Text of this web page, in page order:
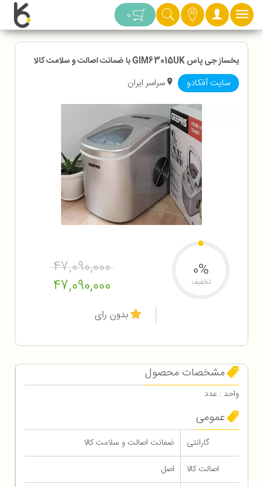
دسته بندی 0
یخساز جی پاس GIM63015UK با ضمانت اصالت و سلامت کالا
سایت آفکادو سراسر ایران
47,090,000
47,090,000
0%
تخفیف
بدون رای
مشخصات محصول
واحد : عدد
عمومی
گارانتی
ضمانت اصالت و سلامت کالا
اصالت کالا
اصل